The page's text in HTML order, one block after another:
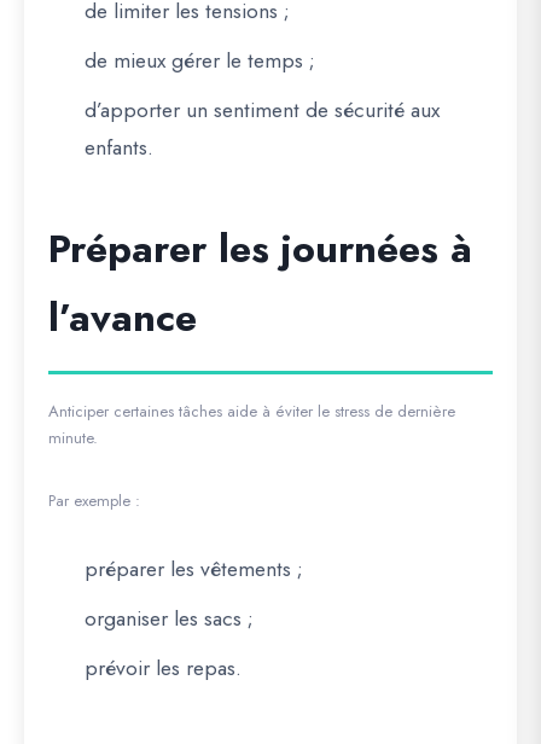
de limiter les tensions ;
de mieux gérer le temps ;
d’apporter un sentiment de sécurité aux
enfants.
Préparer les journées à
l’avance
Anticiper certaines tâches aide à éviter le stress de dernière
minute.
Par exemple :
préparer les vêtements ;
organiser les sacs ;
prévoir les repas.